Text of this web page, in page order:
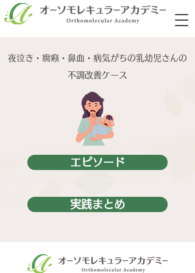
夜泣き・癇癪・鼻血・病気がちの乳幼児さんの
不調改善ケース
エピソード
実践まとめ